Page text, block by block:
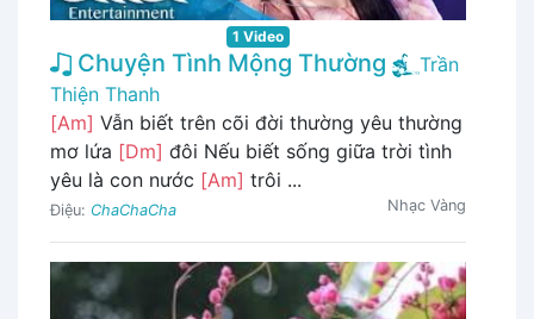
1 Video
Chuyện Tình Mộng Thường
Trần
Thiện Thanh
[Am] Vẫn biết trên cõi đời thường yêu thường
mơ lứa [Dm] đôi Nếu biết sống giữa trời tình
yêu là con nước [Am] trôi ...
Điệu: ChaChaCha Nhạc Vàng